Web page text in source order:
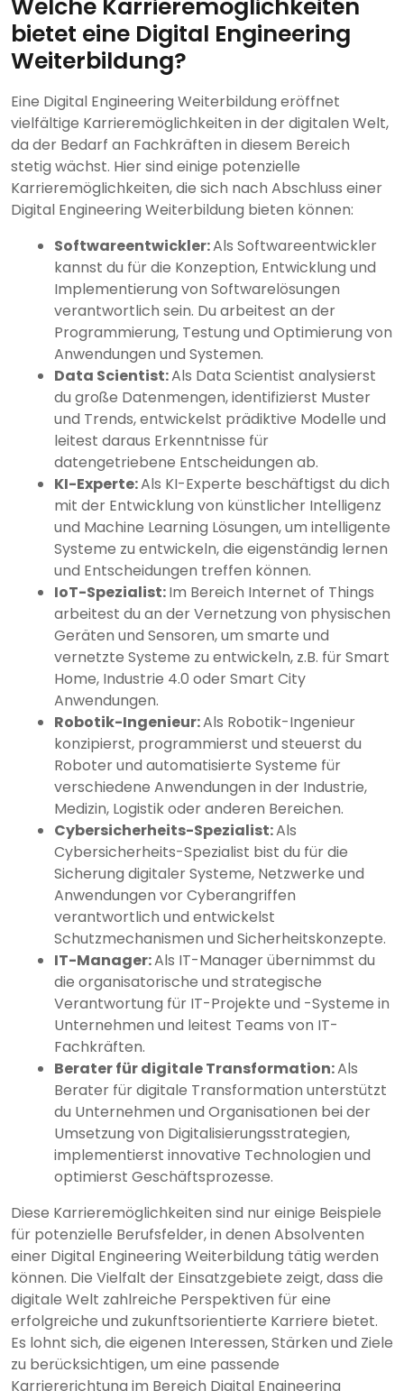
Welche Karrieremöglichkeiten
bietet eine Digital Engineering
Weiterbildung?
Eine Digital Engineering Weiterbildung eröffnet
vielfältige Karrieremöglichkeiten in der digitalen Welt,
da der Bedarf an Fachkräften in diesem Bereich
stetig wächst. Hier sind einige potenzielle
Karrieremöglichkeiten, die sich nach Abschluss einer
Digital Engineering Weiterbildung bieten können:
Softwareentwickler:Als Softwareentwickler
kannst du für die Konzeption, Entwicklung und
Implementierung von Softwarelösungen
verantwortlich sein. Du arbeitest an der
Programmierung, Testung und Optimierung von
Anwendungen und Systemen.
Data Scientist:Als Data Scientist analysierst
du große Datenmengen, identifizierst Muster
und Trends, entwickelst prädiktive Modelle und
leitest daraus Erkenntnisse für
datengetriebene Entscheidungen ab.
KI-Experte:Als KI-Experte beschäftigst du dich
mit der Entwicklung von künstlicher Intelligenz
und Machine Learning Lösungen, um intelligente
Systeme zu entwickeln, die eigenständig lernen
und Entscheidungen treffen können.
IoT-Spezialist:Im Bereich Internet of Things
arbeitest du an der Vernetzung von physischen
Geräten und Sensoren, um smarte und
vernetzte Systeme zu entwickeln, z.B. für Smart
Home, Industrie 4.0 oder Smart City
Anwendungen.
Robotik-Ingenieur:Als Robotik-Ingenieur
konzipierst, programmierst und steuerst du
Roboter und automatisierte Systeme für
verschiedene Anwendungen in der Industrie,
Medizin, Logistik oder anderen Bereichen.
Cybersicherheits-Spezialist:Als
Cybersicherheits-Spezialist bist du für die
Sicherung digitaler Systeme, Netzwerke und
Anwendungen vor Cyberangriffen
verantwortlich und entwickelst
Schutzmechanismen und Sicherheitskonzepte.
IT-Manager:Als IT-Manager übernimmst du
die organisatorische und strategische
Verantwortung für IT-Projekte und -Systeme in
Unternehmen und leitest Teams von IT-
Fachkräften.
Berater für digitale Transformation:Als
Berater für digitale Transformation unterstützt
du Unternehmen und Organisationen bei der
Umsetzung von Digitalisierungsstrategien,
implementierst innovative Technologien und
optimierst Geschäftsprozesse.
Diese Karrieremöglichkeiten sind nur einige Beispiele
für potenzielle Berufsfelder, in denen Absolventen
einer Digital Engineering Weiterbildung tätig werden
können. Die Vielfalt der Einsatzgebiete zeigt, dass die
digitale Welt zahlreiche Perspektiven für eine
erfolgreiche und zukunftsorientierte Karriere bietet.
Es lohnt sich, die eigenen Interessen, Stärken und Ziele
zu berücksichtigen, um eine passende
Karriererichtung im Bereich Digital Engineering